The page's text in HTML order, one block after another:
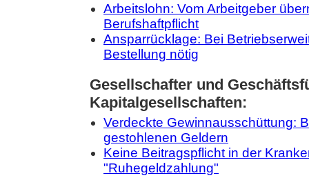
Arbeitslohn: Vom Arbeitgeber
Berufshaftpflicht
Ansparrücklage: Bei
Bestellung nötig
Gesellschafter und
Kapitalgesellschaften:
Verdeckte Gewinnausschüttung:
gestohlenen Geldern
Keine Beitragspflicht in der
"Ruhegeldzahlung"